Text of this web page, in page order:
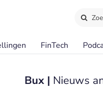
FinTech
Bux | Nieuws